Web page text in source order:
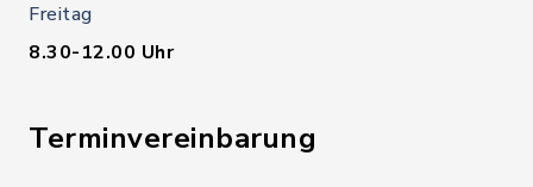
Freitag
8.30-12.00 Uhr
Terminvereinbarung